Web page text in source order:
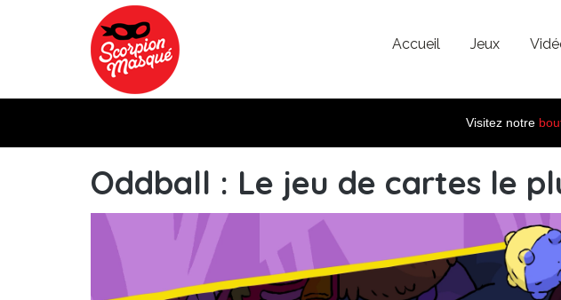
Aller au contenu principal
Accueil Jeux
Visitez notre
Oddball : Le jeu de cartes le
vlcsnap-2026-04-15-